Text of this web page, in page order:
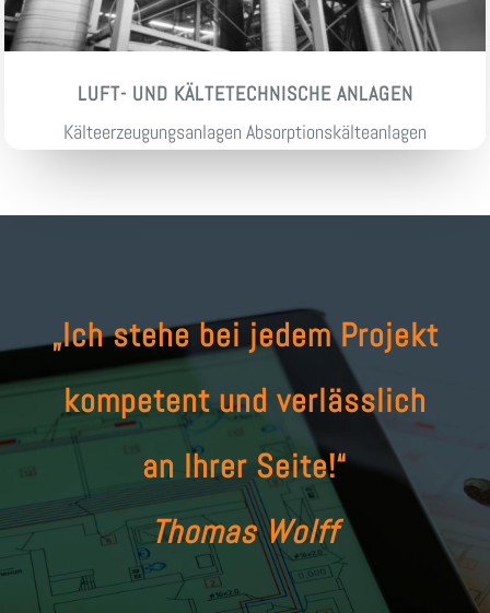
LUFT- UND KÄLTETECHNISCHE ANLAGEN
Kälteerzeugungsanlagen Absorptionskälteanlagen
„Ich stehe bei jedem Projekt
kompetent und verlässlich
an Ihrer Seite!“
Thomas Wolff